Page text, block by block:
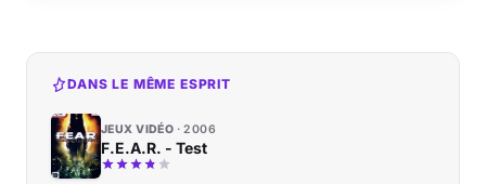
DANS LE MÊME ESPRIT
JEUX VIDÉO 2006
F.E.A.R. - Test